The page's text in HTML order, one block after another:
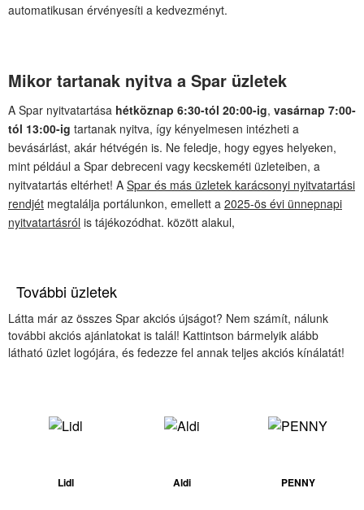
automatikusan érvényesíti a kedvezményt.
Mikor tartanak nyitva a Spar üzletek
A Spar nyitvatartása hétköznap 6:30-tól 20:00-ig, vasárnap 7:00-
tól 13:00-ig tartanak nyitva, így kényelmesen intézheti a
bevásárlást, akár hétvégén is. Ne feledje, hogy egyes helyeken,
mint például a Spar debreceni vagy kecskeméti üzleteiben, a
nyitvatartás eltérhet! A Spar és más üzletek karácsonyi nyitvatartási
rendjét megtalálja portálunkon, emellett a 2025-ös évi ünnepnapi
nyitvatartásról is tájékozódhat. között alakul,
További üzletek
Látta már az összes Spar akciós újságot? Nem számít, nálunk
további akciós ajánlatokat is talál! Kattintson bármelyik alább
látható üzlet logójára, és fedezze fel annak teljes akciós kínálatát!
Lidl Aldi PENNY